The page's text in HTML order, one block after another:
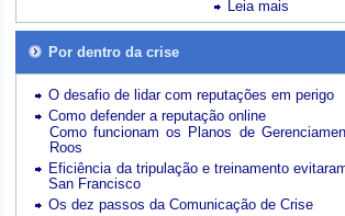
Leia mais
Por dentro da crise
O desafio de lidar com reputações em perigo
Como defender a reputação online
Como funcionam os Planos de
Roos
Eficiência da tripulação e treinamento
San Francisco
Os dez passos da Comunicação de Crise